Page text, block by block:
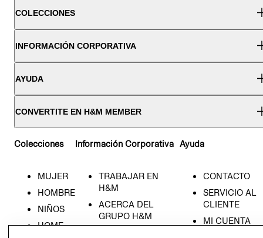
COLECCIONES
INFORMACIÓN CORPORATIVA
AYUDA
CONVERTITE EN H&M MEMBER
Colecciones
MUJER
HOMBRE
NIÑOS
HOME
Información Corporativa
TRABAJAR EN
H&M
ACERCA DEL
GRUPO H&M
Ayuda
CONTACTO
SERVICIO AL
CLIENTE
MI CUENTA